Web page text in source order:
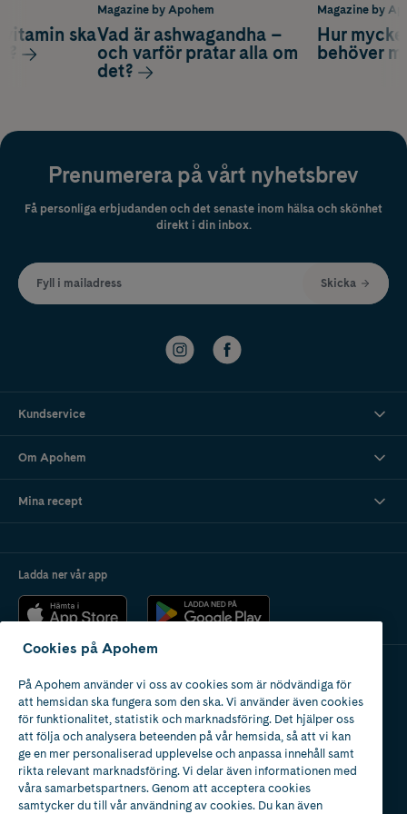
Magazine by
Hur
behöver
ska
Magazine by Apohem
Vad är ashwagandha –
och varför pratar alla om
det?
Prenumerera på vårt nyhetsbrev
Få personliga erbjudanden och det senaste inom hälsa och skönhet
direkt i din inbox.
Fyll i mailadress Skicka
Kundservice
Om Apohem
Mina recept
Ladda ner vår app
Apotek med tillstånd
av Läkemedelsverket
Cookies på Apohem
På Apohem använder vi oss av cookies som är nödvändiga för
att hemsidan ska fungera som den ska. Vi använder även cookies
för funktionalitet, statistik och marknadsföring. Det hjälper oss
att följa och analysera beteenden på vår hemsida, så att vi kan
ge en mer personaliserad upplevelse och anpassa innehåll samt
rikta relevant marknadsföring. Vi delar även informationen med
våra samarbetspartners. Genom att acceptera cookies
samtycker du till vår användning av cookies. Du kan även